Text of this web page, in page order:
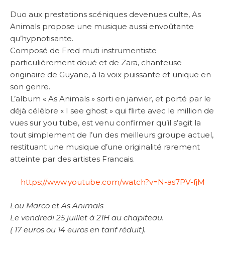
Duo aux prestations scéniques devenues culte, As
Animals propose une musique aussi envoûtante
qu’hypnotisante.
Composé de Fred muti instrumentiste
particulièrement doué et de Zara, chanteuse
originaire de Guyane, à la voix puissante et unique en
son genre.
L’album « As Animals » sorti en janvier, et porté par le
déjà célèbre « I see ghost » qui flirte avec le million de
vues sur you tube, est venu confirmer qu’il s’agit la
tout simplement de l’un des meilleurs groupe actuel,
restituant une musique d’une originalité rarement
atteinte par des artistes Francais.
https://www.youtube.com/watch?v=N-as7PV-fjM
Lou Marco et As Animals
Le vendredi 25 juillet à 21H au chapiteau.
( 17 euros ou 14 euros en tarif réduit).